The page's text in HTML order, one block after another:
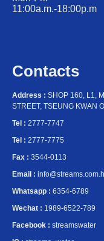
11:00a.m.-18:00p.m
Contacts
Address : SHOP 160, L1,
STREET, TSEUNG KWAN
Tel : 2777-7747
Tel : 2777-7775
Fax : 3544-0113
Email :
Whatsapp : 6354-6789
Wechat : 1989-6522-789
Facebook : streamswater